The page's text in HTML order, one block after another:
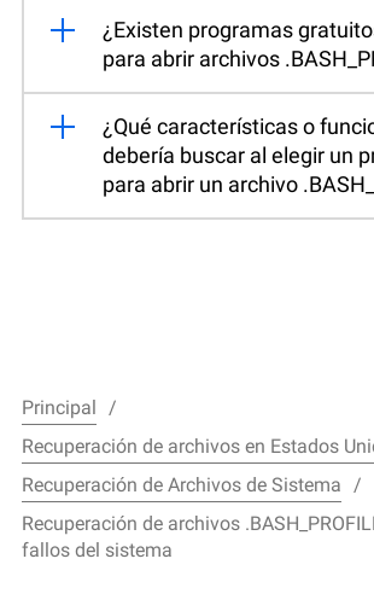
¿Existen programas
para abrir archivos
¿Qué características o
debería buscar al elegir un
para abrir un archivo
Principal
Recuperación de archivos en Estados
Recuperación de Archivos de Sistema
Recuperación de archivos
fallos del sistema